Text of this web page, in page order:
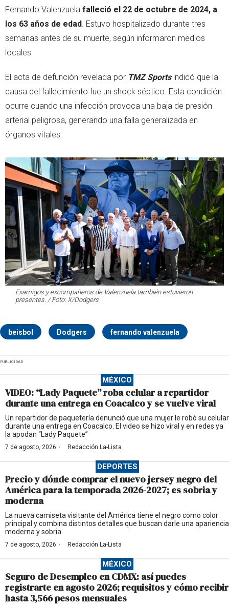
Fernando Valenzuela falleció el 22 de octubre de 2024, a
los 63 años de edad. Estuvo hospitalizado durante tres
semanas antes de su muerte, según informaron medios
locales.
El acta de defunción revelada por TMZ Sportsindicó que la
causa del fallecimiento fue un shock séptico. Esta condición
ocurre cuando una infección provoca una baja de presión
arterial peligrosa, generando una falla generalizada en
órganos vitales.
Examigos y excompañeros de Valenzuela también estuvieron
presentes. / Foto: X/Dodgers
beisbol Dodgers fernando valenzuela
PUBLICIDAD
MÉXICO
VIDEO: “Lady Paquete” roba celular a repartidor
durante una entrega en Coacalco y se vuelve viral
Un repartidor de paquetería denunció que una mujer le robó su celular
durante una entrega en Coacalco. El video se hizo viral y en redes ya
la apodan “Lady Paquete”
7 de agosto, 2026 · Redacción La-Lista
DEPORTES
Precio y dónde comprar el nuevo jersey negro del
América para la temporada 2026-2027; es sobria y
moderna
La nueva camiseta visitante del América tiene el negro como color
principal y combina distintos detalles que buscan darle una apariencia
moderna y sobria
7 de agosto, 2026 · Redacción La-Lista
MÉXICO
Seguro de Desempleo en CDMX: así puedes
registrarte en agosto 2026; requisitos y cómo recibir
hasta 3,566 pesos mensuales